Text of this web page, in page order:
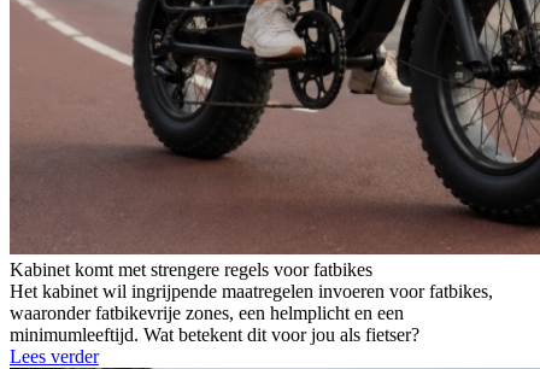
Kabinet komt met strengere regels voor fatbikes
Het kabinet wil ingrijpende maatregelen invoeren voor fatbikes,
waaronder fatbikevrije zones, een helmplicht en een
minimumleeftijd. Wat betekent dit voor jou als fietser?
Lees verder